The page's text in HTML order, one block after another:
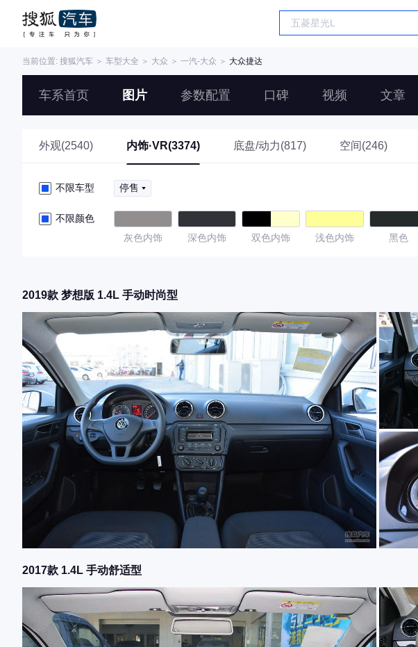
当前位置: 搜狐汽车 ＞ 车型大全 ＞ 大众 ＞ 一汽-大众 ＞ 大众捷达
车系首页 图片 参数配置 口碑 视频 文章
外观(2540) 内饰·VR(3374) 底盘/动力(817) 空间(246)
不限车型 停售
不限颜色
灰色内饰
深色内饰 双色内饰 浅色内饰 黑色
2019款 梦想版 1.4L 手动时尚型
2017款 1.4L 手动舒适型